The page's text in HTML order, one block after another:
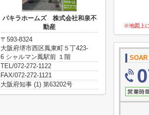
※地図上
SOAR
パキラホームズ 株式会社和泉不
動産
〒593-8324
大阪府堺市西区鳳東町５丁423-
6 シャルマン鳳駅前 １階
TEL/072-272-1122
FAX/072-272-1121
大阪府知事 (1) 第63202号